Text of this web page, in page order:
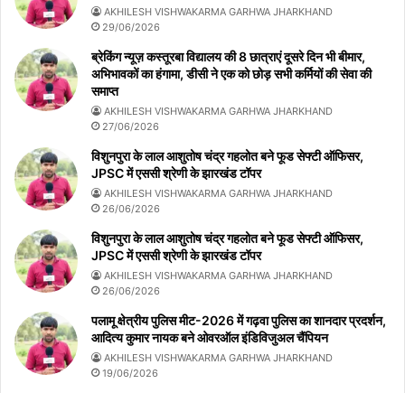
AKHILESH VISHWAKARMA GARHWA JHARKHAND
29/06/2026
ब्रेकिंग न्यूज़ कस्तूरबा विद्यालय की 8 छात्राएं दूसरे दिन भी बीमार,
अभिभावकों का हंगामा, डीसी ने एक को छोड़ सभी कर्मियों की सेवा की
समाप्त
AKHILESH VISHWAKARMA GARHWA JHARKHAND
27/06/2026
विशुनपुरा के लाल आशुतोष चंद्र गहलोत बने फूड सेफ्टी ऑफिसर,
JPSC में एससी श्रेणी के झारखंड टॉपर
AKHILESH VISHWAKARMA GARHWA JHARKHAND
26/06/2026
विशुनपुरा के लाल आशुतोष चंद्र गहलोत बने फूड सेफ्टी ऑफिसर,
JPSC में एससी श्रेणी के झारखंड टॉपर
AKHILESH VISHWAKARMA GARHWA JHARKHAND
26/06/2026
पलामू क्षेत्रीय पुलिस मीट-2026 में गढ़वा पुलिस का शानदार प्रदर्शन,
आदित्य कुमार नायक बने ओवरऑल इंडिविजुअल चैंपियन
AKHILESH VISHWAKARMA GARHWA JHARKHAND
19/06/2026